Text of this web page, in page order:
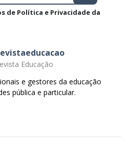
de Política e Privacidade da
Educação
e gestores da educação
pública e particular.